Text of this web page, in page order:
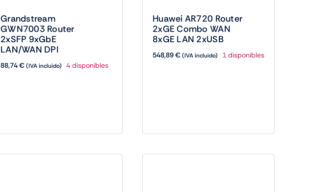
Grandstream
GWN7003 Router
2xSFP 9xGbE
LAN/WAN DPI
88,74€(IVA incluido) 4 disponibles
Huawei AR720 Router
2xGE Combo WAN
8xGE LAN 2xUSB
548,89€(IVA incluido) 1 disponibles